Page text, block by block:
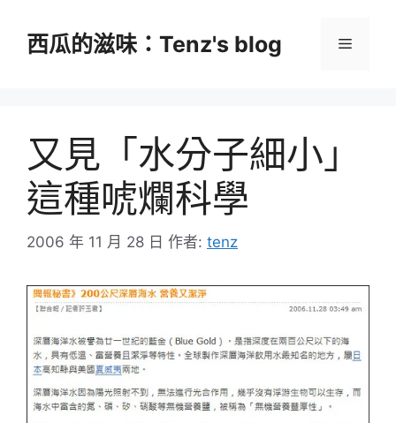
西瓜的滋味：Tenz's blog 選
又見「水分子細小」
這種唬爛科學
2006 年 11 月 28 日 作者: tenz